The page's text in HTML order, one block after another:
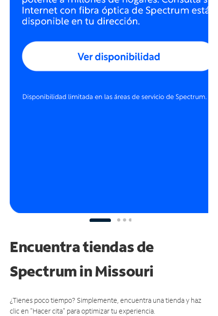
Encuentra tiendas de
Spectrumin Missouri
¿Tienes poco tiempo? Simplemente, encuentra una tienda y haz
clic en "Hacer cita" para optimizar tu experiencia.